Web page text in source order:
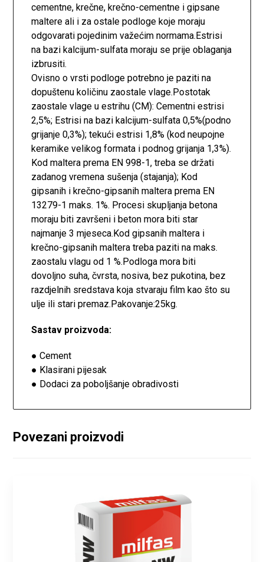
cementne, krečne, krečno-cementne i gipsane
maltere ali i za ostale podloge koje moraju
odgovarati pojedinim važećim normama.Estrisi
na bazi kalcijum-sulfata moraju se prije oblaganja
izbrusiti.
Ovisno o vrsti podloge potrebno je paziti na
dopuštenu količinu zaostale vlage.Postotak
zaostale vlage u estrihu (CM): Cementni estrisi
2,5%; Estrisi na bazi kalcijum-sulfata 0,5%(podno
grijanje 0,3%); tekući estrisi 1,8% (kod neupojne
keramike velikog formata i podnog grijanja 1,3%).
Kod maltera prema EN 998-1, treba se držati
zadanog vremena sušenja (stajanja); Kod
gipsanih i krečno-gipsanih maltera prema EN
13279-1 maks. 1%. Procesi skupljanja betona
moraju biti završeni i beton mora biti star
najmanje 3 mjeseca.Kod gipsanih maltera i
krečno-gipsanih maltera treba paziti na maks.
zaostalu vlagu od 1 %.Podloga mora biti
dovoljno suha, čvrsta, nosiva, bez pukotina, bez
razdjelnih sredstava koja stvaraju film kao što su
ulje ili stari premaz.Pakovanje:25kg.
Sastav proizvoda:
● Cement
● Klasirani pijesak
● Dodaci za poboljšanje obradivosti
Povezani proizvodi